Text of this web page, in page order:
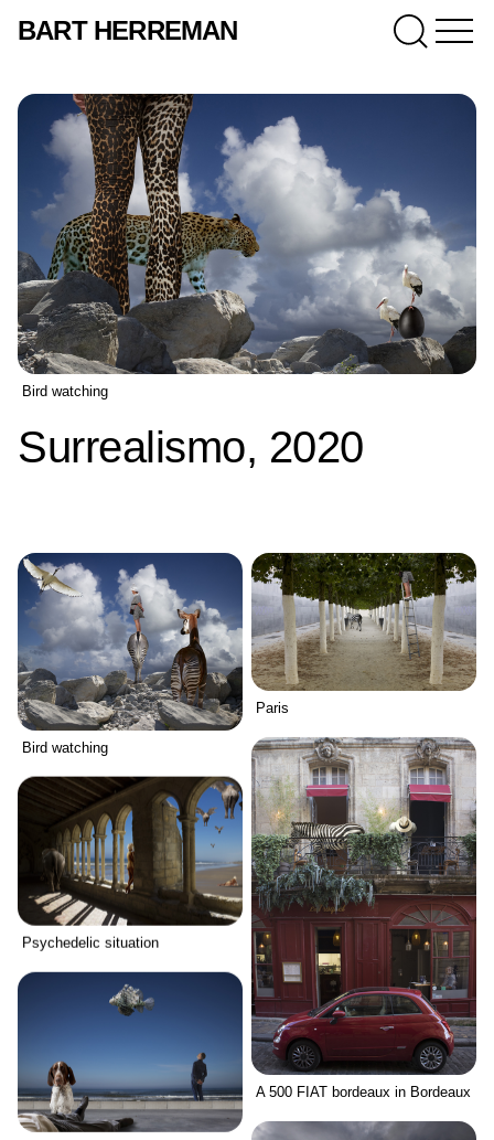
BART HERREMAN
Bird watching
Surrealismo, 2020
Bird watching
Paris
A 500 FIAT bordeaux in Bordeaux
Psychedelic situation